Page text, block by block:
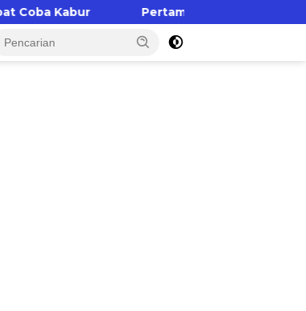
Pertamina Patra Niaga Regional Sulawesi